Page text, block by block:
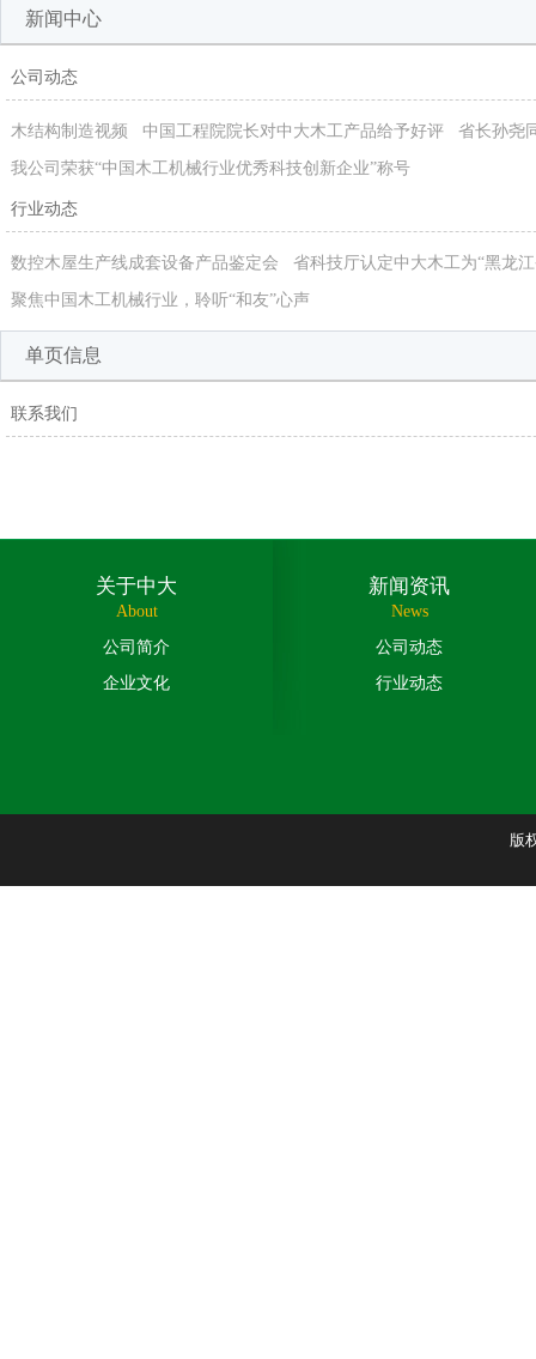
新闻中心
公司动态
木结构制造视频 中国工程院院长对中大木工产品给予好评 省长孙尧
我公司荣获“中国木工机械行业优秀科技创新企业”称号
行业动态
数控木屋生产线成套设备产品鉴定会 省科技厅认定中大木工为“黑龙
聚焦中国木工机械行业，聆听“和友”心声
单页信息
联系我们
关于中大
About
公司简介
企业文化
新闻资讯
News
公司动态
行业动态
版